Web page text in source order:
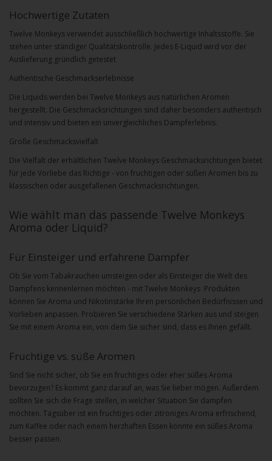
Hochwertige Zutaten
Twelve Monkeys verwendet ausschließlich hochwertige Inhaltsstoffe. Sie
stehen unter ständiger Qualitätskontrolle. Jedes E-Liquid wird vor der
Auslieferung gründlich getestet
Authentische Geschmackserlebnisse
Die Liquids werden bei Twelve Monkeys aus natürlichen Aromen
hergestellt. Die Geschmacksrichtungen sind daher besonders authentisch
und intensiv und bieten ein unvergleichliches Dampferlebnis.
Große Geschmacksvielfalt
Die Vielfalt der erhältlichen Twelve Monkeys Geschmacksrichtungen bietet
für jede Vorliebe das Richtige - von fruchtigen oder süßen Aromen bis zu
klassischen oder ausgefallenen Geschmacksrichtungen.
Wie wählt man das passende Twelve Monkeys
Aroma oder Liquid?
Für Einsteiger und erfahrene Dampfer
Ob Sie vom Tabakrauchen umsteigen oder als Einsteiger die Welt des
Dampfens kennenlernen möchten - mitTwelve Monkeys Produkten
können Sie Aroma und Nikotinstärke Ihren persönlichen Bedürfnissen und
Vorlieben anpassen. Probieren Sie verschiedene Stärken aus und steigen
Sie mit einem Aroma ein, von dem Sie sicher sind, dass es Ihnen gefällt.
Fruchtige vs. süße Aromen
Sind Sie nicht sicher, ob Sie ein fruchtiges oder eher süßes Aroma
bevorzugen? Es kommt ganz darauf an, was Sie lieber mögen. Außerdem
sollten Sie sich die Frage stellen, in welcher Situation Sie dampfen
möchten. Tagsüber ist ein fruchtiges oder zitroniges Aroma erfrischend,
zum Kaffee oder nach einem herzhaften Essen könnte ein süßes Aroma
besser passen.